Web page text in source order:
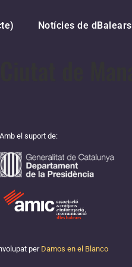
Notícies de dBalears
Amb el suport de:
per Damos en el Blanco